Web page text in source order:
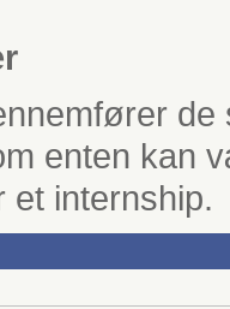
enten kan
et internship.